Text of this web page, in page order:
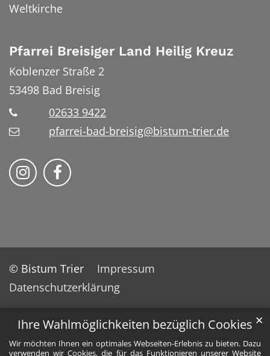
Ihre Wahlmöglichkeiten bezüglich Cookies
Wir möchten Ihnen ein optimales Webseiten-Erlebnis zu bieten. Dazu
verwenden wir Cookies, die für das Funktionieren unserer Website
✕
Weltkirche
Pfarrei Breisiger Land Heilig Kreuz
Koblenzer Straße 2
53498 Bad Breisig
02633 9422
pfarrei-bad-breisig@bistum-trier.de
Folge uns auf Instragram
Folge uns auf Facebook
© Bistum Trier
Impressum
Datenschutzerklärung